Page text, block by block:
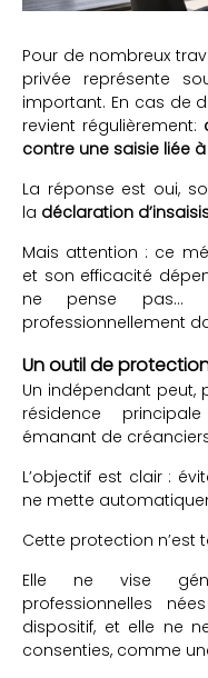
Pour de nombreux
privée représente
important. En cas de
revient régulièrement:
contre une saisie liée
La réponse est oui,
la déclaration
Mais attention : ce
et son efficacité
ne pense pas…
professionnellement
Un outil de
Un indépendant peut,
résidence
émanant de
L’objectif est clair :
ne mette
Cette protection n’est
Elle ne vise
professionnelles
dispositif, et elle ne
consenties, comme